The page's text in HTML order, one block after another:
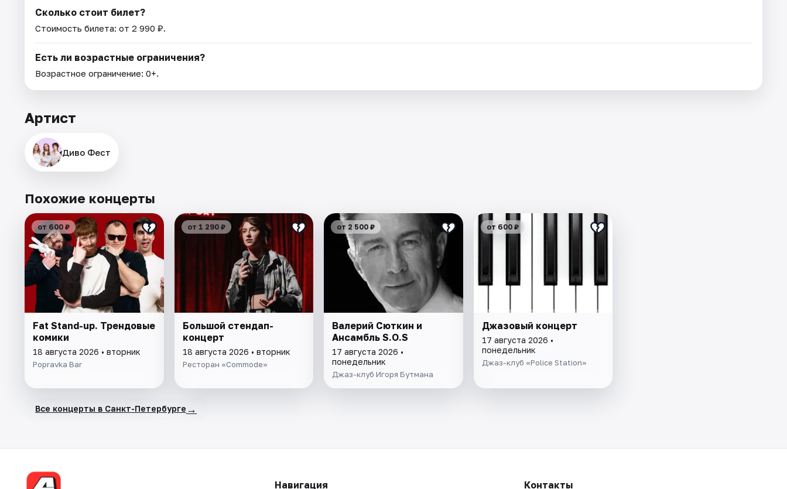
Сколько стоит билет?
Стоимость билета: от 2 990 ₽.
Есть ли возрастные ограничения?
Возрастное ограничение: 0+.
Артист
Диво Фест
Похожие концерты
от 600 ₽
Fat Stand-up. Трендовые
комики
18 августа 2026 • вторник
Popravka Bar
от 1 290 ₽
Большой стендап-
концерт
18 августа 2026 • вторник
Ресторан «Commode»
от 2 500 ₽
Валерий Сюткин и
Ансамбль S.O.S
17 августа 2026 •
понедельник
Джаз-клуб Игоря Бутмана
от 600 ₽
Джазовый концерт
17 августа 2026 •
понедельник
Джаз-клуб «Police Station»
Все концерты в Санкт-Петербурге →
Навигация Контакты